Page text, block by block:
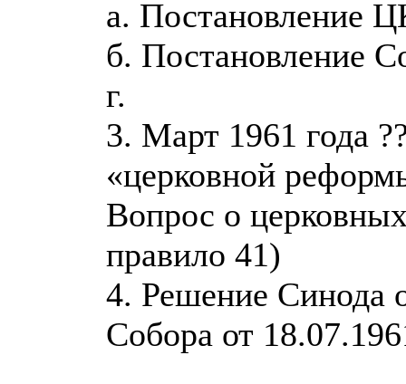
а. Постановление
б. Постановление
г.
3. Март 1961 года
«церковной
Вопрос о
правило 41)
4. Решение Синода
Собора от